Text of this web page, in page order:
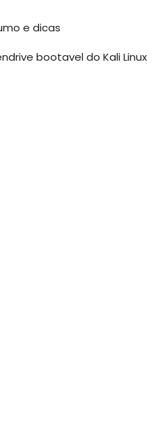
e dicas
bootavel do Kali Linux